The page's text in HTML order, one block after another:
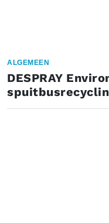
ALGEMEEN
DESPRAY